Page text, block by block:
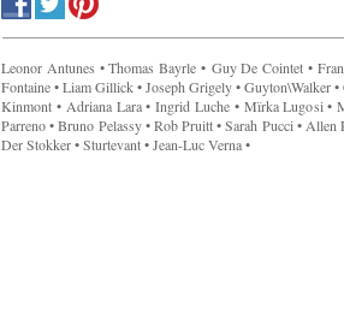
Leonor Antunes • Thomas Bayrle • Guy De Cointet •
Fontaine • Liam Gillick • Joseph Grigely • Guyton\Walker
Kinmont • Adriana Lara • Ingrid Luche • Mïrka Lugosi
Parreno • Bruno Pelassy • Rob Pruitt • Sarah Pucci •
Der Stokker • Sturtevant • Jean-Luc Verna •